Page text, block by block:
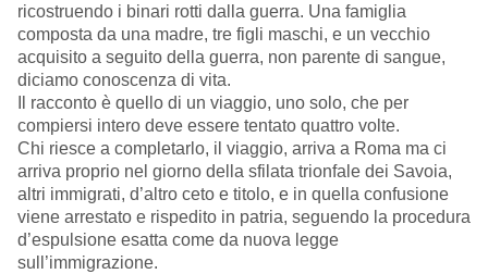
ricostruendo i binari rotti dalla guerra. Una famiglia
composta da una madre, tre figli maschi, e un vecchio
acquisito a seguito della guerra, non parente di sangue,
diciamo conoscenza di vita.
Il racconto è quello di un viaggio, uno solo, che per
compiersi intero deve essere tentato quattro volte.
Chi riesce a completarlo, il viaggio, arriva a Roma ma ci
arriva proprio nel giorno della sfilata trionfale dei Savoia,
altri immigrati, d’altro ceto e titolo, e in quella confusione
viene arrestato e rispedito in patria, seguendo la procedura
d’espulsione esatta come da nuova legge
sull’immigrazione.